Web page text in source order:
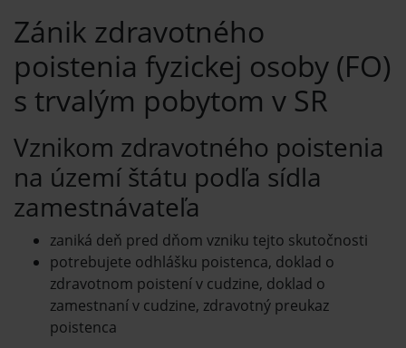
Zánik zdravotného
poistenia fyzickej osoby (FO)
s trvalým pobytom v SR
Vznikom zdravotného poistenia
na území štátu podľa sídla
zamestnávateľa
zaniká deň pred dňom vzniku tejto skutočnosti
potrebujete odhlášku poistenca, doklad o
zdravotnom poistení v cudzine, doklad o
zamestnaní v cudzine, zdravotný preukaz
poistenca